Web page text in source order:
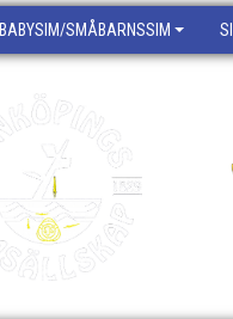
BABYSIM/SMÅBARNSSIM